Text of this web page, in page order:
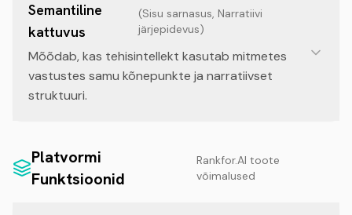
Semantiline
kattuvus
(Sisu sarnasus, Narratiivi
järjepidevus)
Mõõdab, kas tehisintellekt kasutab mitmetes
vastustes samu kõnepunkte ja narratiivset
struktuuri.
Platvormi
Funktsioonid
Rankfor.AI toote
võimalused